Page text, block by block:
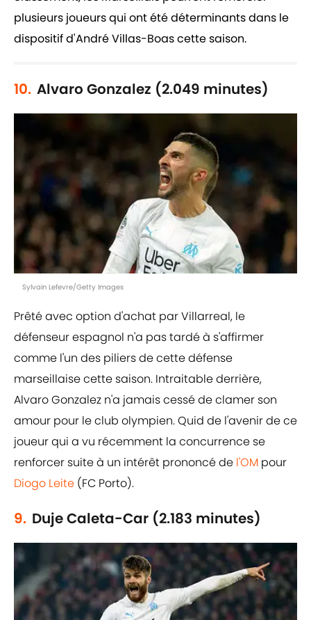
plusieurs joueurs qui ont été déterminants dans le
dispositif d'André Villas-Boas cette saison.
10. Alvaro Gonzalez (2.049 minutes)
Sylvain Lefevre/Getty Images
Prêté avec option d'achat par Villarreal, le
défenseur espagnol n'a pas tardé à s'affirmer
comme l'un des piliers de cette défense
marseillaise cette saison. Intraitable derrière,
Alvaro Gonzalez n'a jamais cessé de clamer son
amour pour le club olympien. Quid de l'avenir de ce
joueur qui a vu récemment la concurrence se
renforcer suite à un intérêt prononcé de l'OM pour
Diogo Leite (FC Porto).
9. Duje Caleta-Car (2.183 minutes)